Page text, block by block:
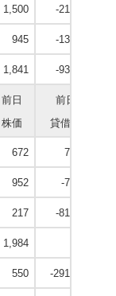
1,500 -21,700
945 -13,100
1,841 -93,600
前日
株価
前日
貸借残
672 7,700
952 -7,500
217 -81,100
1,984
550 -291,500